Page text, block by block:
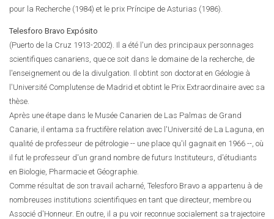
pour la Recherche (1984) et le prix Príncipe de Asturias (1986).
Telesforo Bravo Expósito
(Puerto de la Cruz 1913-2002). Il a été l'un des principaux personnages
scientifiques canariens, que ce soit dans le domaine de la recherche, de
l'enseignement ou de la divulgation. Il obtint son doctorat en Géologie à
l'Université Complutense de Madrid et obtint le Prix Extraordinaire avec sa
thèse.
Après une étape dans le Musée Canarien de Las Palmas de Grand
Canarie, il entama sa fructifère relation avec l'Université de La Laguna, en
qualité de professeur de pétrologie -- une place qu'il gagnait en 1966 --, où
il fut le professeur d'un grand nombre de futurs Instituteurs, d'étudiants
en Biologie, Pharmacie et Géographie.
Comme résultat de son travail acharné, Telesforo Bravo a appartenu à de
nombreuses institutions scientifiques en tant que directeur, membre ou
Associé d'Honneur. En outre, il a pu voir reconnue socialement sa trajectoire